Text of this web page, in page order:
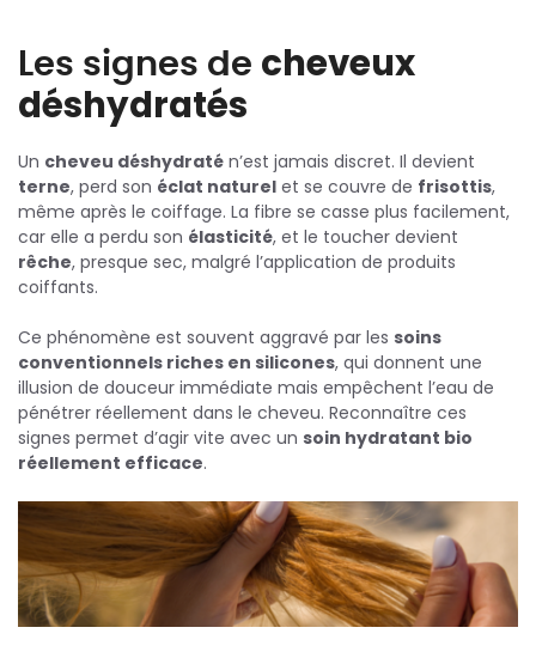
Les signes de cheveux
déshydratés
Un cheveu déshydraté n’est jamais discret. Il devient
terne, perd son éclat naturel et se couvre de frisottis,
même après le coiffage. La fibre se casse plus facilement,
car elle a perdu son élasticité, et le toucher devient
rêche, presque sec, malgré l’application de produits
coiffants.
Ce phénomène est souvent aggravé par les soins
conventionnels riches en silicones, qui donnent une
illusion de douceur immédiate mais empêchent l’eau de
pénétrer réellement dans le cheveu. Reconnaître ces
signes permet d’agir vite avec un soin hydratant bio
réellement efficace.